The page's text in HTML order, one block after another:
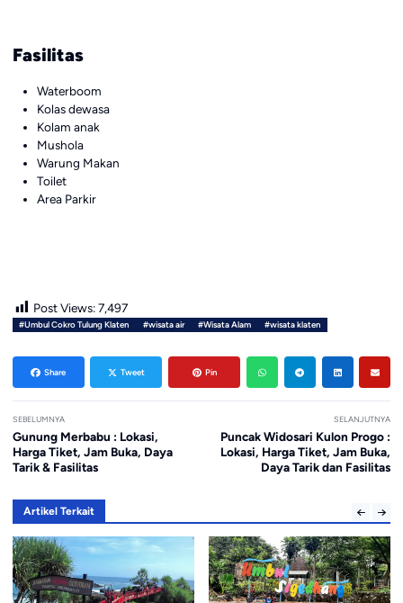
Fasilitas
Waterboom
Kolas dewasa
Kolam anak
Mushola
Warung Makan
Toilet
Area Parkir
Post Views: 7,497
#Umbul Cokro Tulung Klaten #wisata air #Wisata Alam #wisata klaten
Share Tweet Pin
SEBELUMNYA
Gunung Merbabu : Lokasi,
Harga Tiket, Jam Buka, Daya
Tarik & Fasilitas
SELANJUTNYA
Puncak Widosari Kulon Progo :
Lokasi, Harga Tiket, Jam Buka,
Daya Tarik dan Fasilitas
Artikel Terkait